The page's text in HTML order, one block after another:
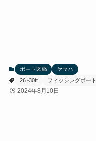
ボート図鑑
ヤマハ
26~30ft
フィッシングボート
2024年8月10日